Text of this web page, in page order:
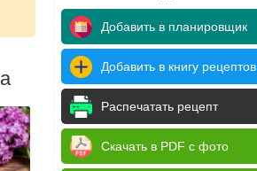
Добавить в планировщик
Добавить в книгу рецептов
Распечатать рецепт
Скачать в PDF с фото